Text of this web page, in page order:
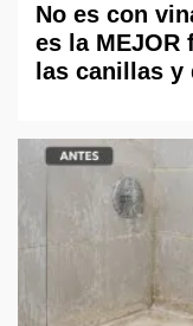
No es con
es la MEJOR
las canillas